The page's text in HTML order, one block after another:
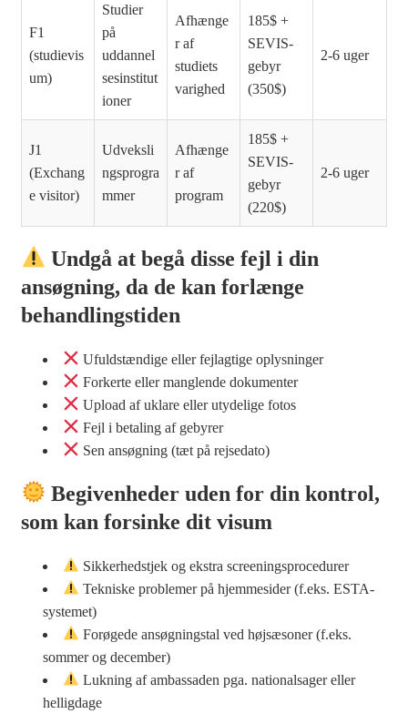
F1
(studievis
um)
Studier
på
uddannel
sesinstitut
ioner
Afhænge
r af
studiets
varighed
185$ +
SEVIS-
gebyr
(350$)
2-6 uger
J1
(Exchang
e visitor)
Udveksli
ngsprogra
mmer
Afhænge
r af
program
185$ +
SEVIS-
gebyr
(220$)
2-6 uger
Undgå at begå disse fejl i din
ansøgning, da de kan forlænge
behandlingstiden
Ufuldstændige eller fejlagtige oplysninger
Forkerte eller manglende dokumenter
Upload af uklare eller utydelige fotos
Fejl i betaling af gebyrer
Sen ansøgning (tæt på rejsedato)
Begivenheder uden for din kontrol,
som kan forsinke dit visum
Sikkerhedstjek og ekstra screeningsprocedurer
Tekniske problemer på hjemmesider (f.eks. ESTA-
systemet)
Forøgede ansøgningstal ved højsæsoner (f.eks.
sommer og december)
Lukning af ambassaden pga. nationalsager eller
helligdage